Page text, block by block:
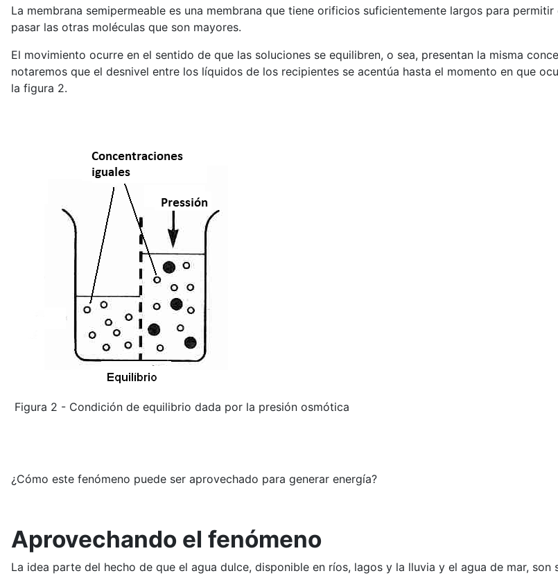
La membrana semipermeable es una membrana que tiene orificios suficientemente largos para
pasar las otras moléculas que son mayores.
El movimiento ocurre en el sentido de que las soluciones se equilibren, o sea, presentan la misma
notaremos que el desnivel entre los líquidos de los recipientes se acentúa hasta el momento en que
la figura 2.
Figura 2 - Condición de equilibrio dada por la presión osmótica
¿Cómo este fenómeno puede ser aprovechado para generar energía?
Aprovechando el fenómeno
La idea parte del hecho de que el agua dulce, disponible en ríos, lagos y la lluvia y el agua de mar,